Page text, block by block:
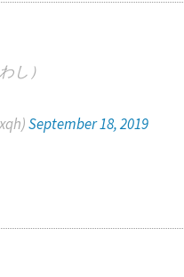
し）
September 18, 2019